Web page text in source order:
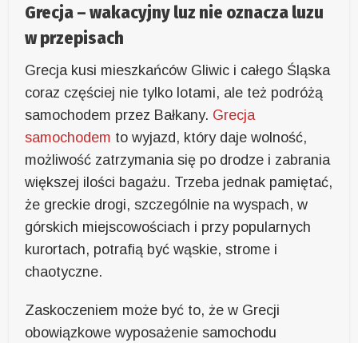
Grecja – wakacyjny luz nie oznacza luzu
w przepisach
Grecja kusi mieszkańców Gliwic i całego Śląska
coraz częściej nie tylko lotami, ale też podróżą
samochodem przez Bałkany. Grecja
samochodem to wyjazd, który daje wolność,
możliwość zatrzymania się po drodze i zabrania
większej ilości bagażu. Trzeba jednak pamiętać,
że greckie drogi, szczególnie na wyspach, w
górskich miejscowościach i przy popularnych
kurortach, potrafią być wąskie, strome i
chaotyczne.
Zaskoczeniem może być to, że w Grecji
obowiązkowe wyposażenie samochodu